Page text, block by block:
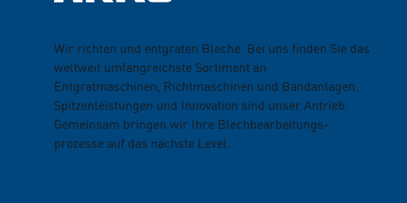
Wir richten und entgraten Bleche. Bei uns finden Sie das
weltweit umfangreichste Sortiment an
Entgratmaschinen, Richtmaschinen und Bandanlagen.
Spitzenleistungen und Innovation sind unser Antrieb.
Gemeinsam bringen wir Ihre Blechbearbeitungs­
prozesse auf das nächste Level.